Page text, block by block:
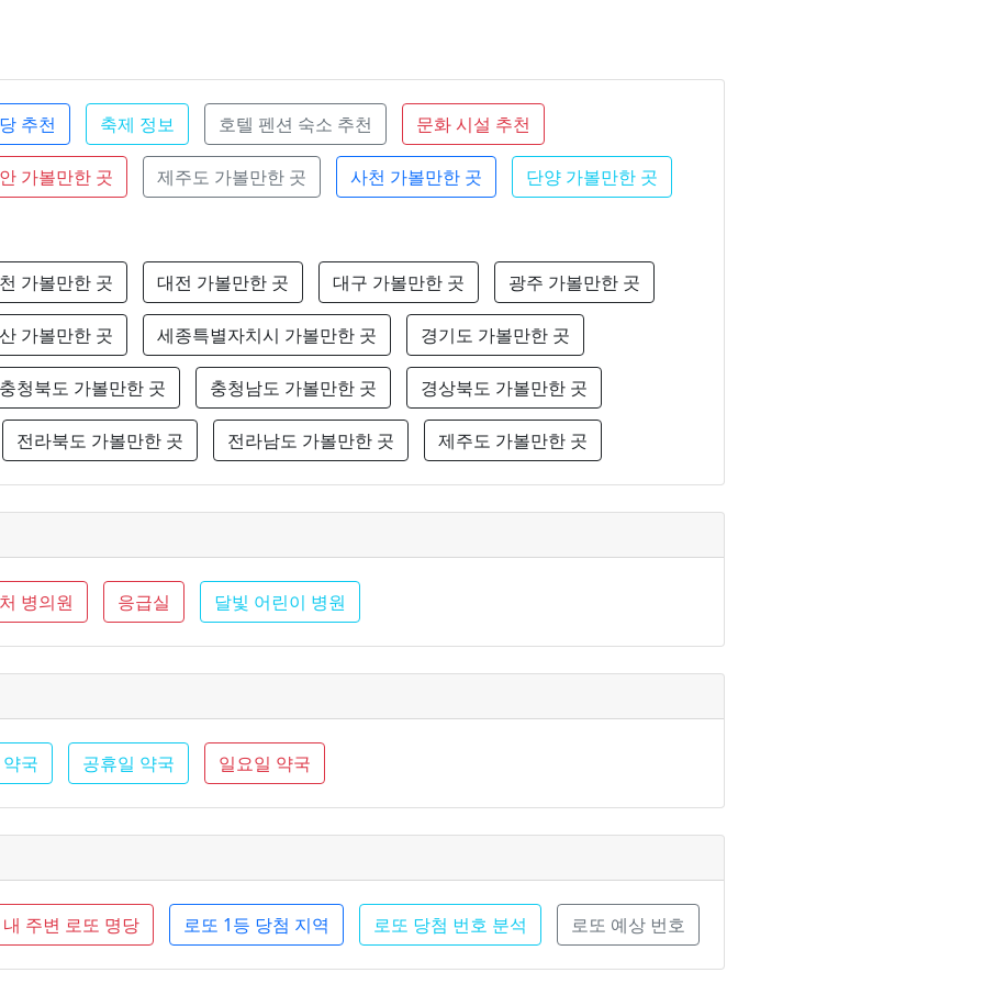
추천 축제 정보 호텔 펜션 숙소 추천 문화 시설 추천
가볼만한 곳 제주도 가볼만한 곳 사천 가볼만한 곳 단양 가볼만한 곳
가볼만한 곳 대전 가볼만한 곳 대구 가볼만한 곳 광주 가볼만한 곳
가볼만한 곳 세종특별자치시 가볼만한 곳 경기도 가볼만한 곳
충청북도 가볼만한 곳 충청남도 가볼만한 곳 경상북도 가볼만한 곳
전라북도 가볼만한 곳 전라남도 가볼만한 곳 제주도 가볼만한 곳
병의원 응급실 달빛 어린이 병원
국 공휴일 약국 일요일 약국
내 주변 로또 명당 로또 1등 당첨 지역 로또 당첨 번호 분석 로또 예상 번호